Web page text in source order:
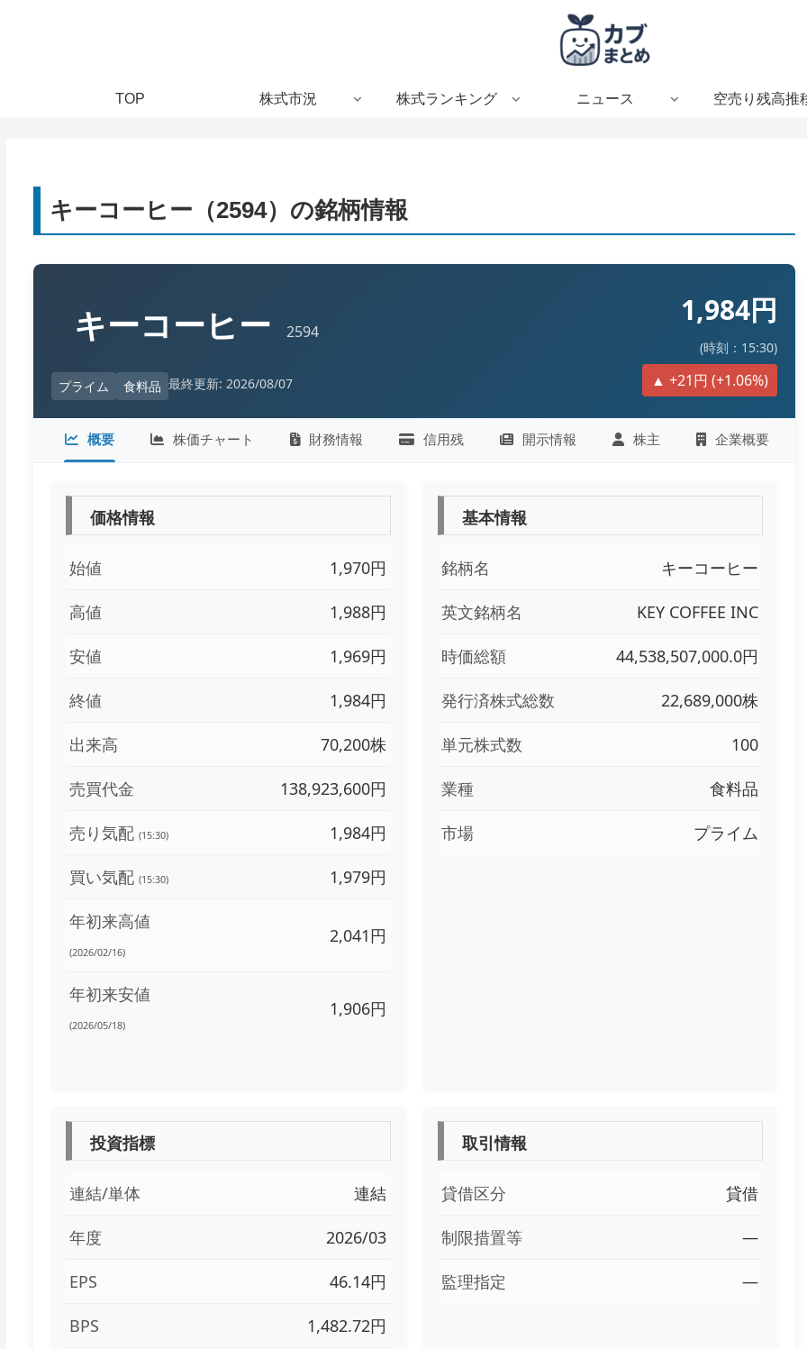
TOP 株式市況 株式ランキング ニュース 空売り残高推
キーコーヒー（2594）の銘柄情報
キーコーヒー 2594
プライム 食料品 最終更新: 2026/08/07
1,984円
(時刻：15:30)
▲ +21円 (+1.06%)
概要 株価チャート 財務情報 信用残 開示情報 株主 企業概要
価格情報
始値 1,970円
高値 1,988円
安値 1,969円
終値 1,984円
出来高 70,200株
売買代金 138,923,600円
売り気配 (15:30) 1,984円
買い気配 (15:30) 1,979円
年初来高値
(2026/02/16)
2,041円
年初来安値
(2026/05/18)
1,906円
基本情報
銘柄名 キーコーヒー
英文銘柄名 KEY COFFEE INC
時価総額 44,538,507,000.0円
発行済株式総数 22,689,000株
単元株式数 100
業種 食料品
市場 プライム
投資指標
連結/単体 連結
年度 2026/03
EPS 46.14円
BPS 1,482.72円
取引情報
貸借区分 貸借
制限措置等 ―
監理指定 ―